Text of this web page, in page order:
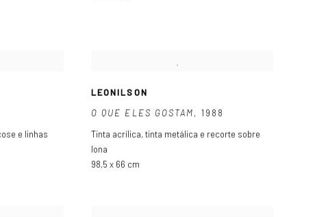
e linhas
LEONILSON
O QUE ELES GOSTAM, 1988
Tinta acrílica, tinta metálica e recorte sobre
lona
98,5 x 66 cm